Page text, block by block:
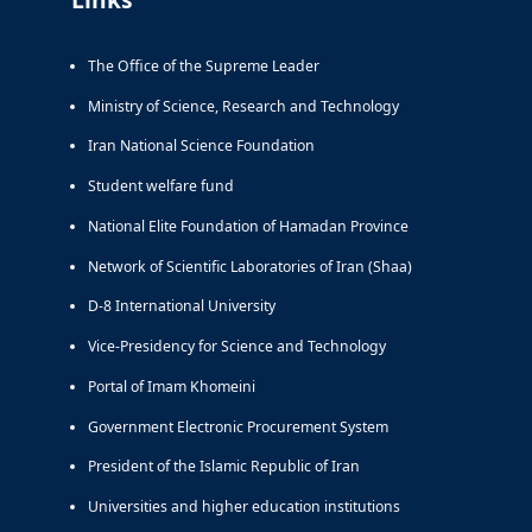
The Office of the Supreme Leader
Ministry of Science, Research and Technology
Iran National Science Foundation
Student welfare fund
National Elite Foundation of Hamadan Province
Network of Scientific Laboratories of Iran (Shaa)
D-8 International University
Vice-Presidency for Science and Technology
Portal of Imam Khomeini
Government Electronic Procurement System
President of the Islamic Republic of Iran
Universities and higher education institutions